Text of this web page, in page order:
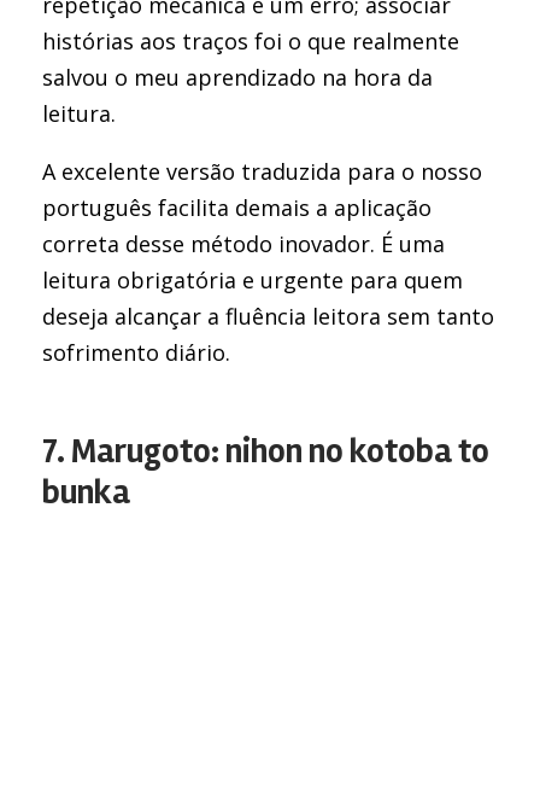
histórias aos traços foi o que realmente
salvou o meu aprendizado na hora da
leitura.
A excelente versão traduzida para o nosso
português facilita demais a aplicação
correta desse método inovador. É uma
leitura obrigatória e urgente para quem
deseja alcançar a fluência leitora sem tanto
sofrimento diário.
7. Marugoto: nihon no kotoba to
bunka